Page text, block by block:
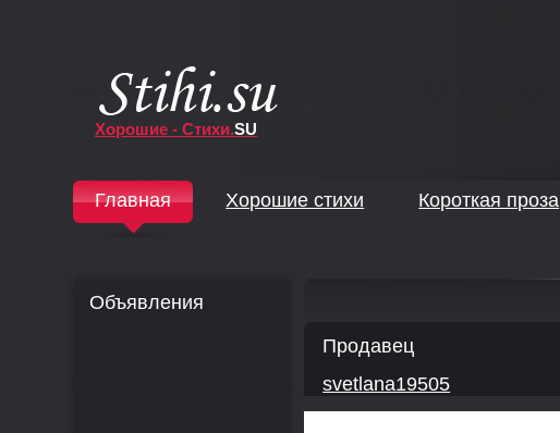
Хорошие - Стихи.SU
Главная Хорошие стихи Короткая проза
Продавец
svetlana19505
Объявления